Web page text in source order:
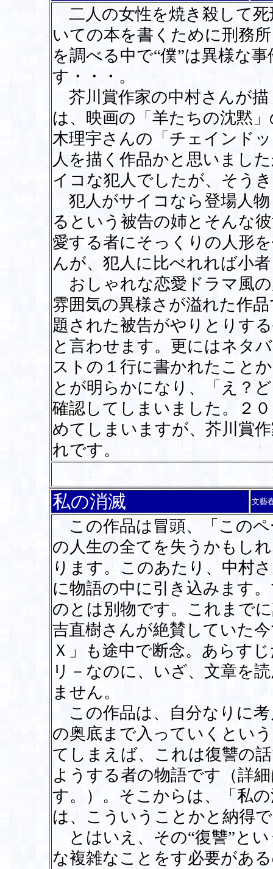
二人の女性を焼き殺して死
いての本を書くために刑務
を調べる中で“僕”は異様な
す・・・。
芥川賞作家の中村さんが
は、映画の「羊たちの沈黙
木理宇さんの「チェインド
人を描く作品かと思いまし
イコな犯人でしたが、そう
犯人がサイコなら登場人
るという被告の姉とそんな
愛する者にそっくりの人形
んが、犯人に比べれれば小
おしゃれな恋愛ドラマ風
雰囲気の異様さが溢れた作
題された被告がやりとりす
と言わせます。更にはネタ
ストの１行に書かれたこと
とが明らかになり、「え？
確認してしまいました。２
めてしまいますが、芥川賞
れです。
私の消滅 文藝
この作品は冒頭、「この
の人生の全てを失うかもし
ります。このあたり、中村
に物語の中に引き込みます
のとは別物です。これまで
吉直樹さんが絶賛していた
Ｘ」も途中で断念。あらす
リ－なのに、いざ、文章を
ません。
この作品は、自分なりに
の奥底まで入っていくとい
てしまえば、これは復讐の
ようする者の物語です（詳
す。）。そこからは、「私
は、こういうことかと納得
とはいえ、その“復讐”と
な複雑なことをす必要があ